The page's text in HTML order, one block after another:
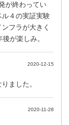
が終わってい
４の実証実験
フラが大きく
が楽しみ。
2020-12-15
ました。
2020-11-28